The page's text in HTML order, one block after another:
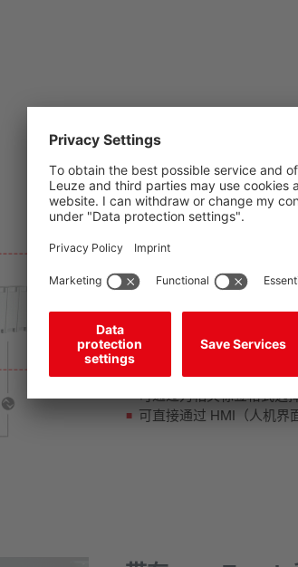
带有 IO-Link 的
通常贴标机上必须检测由
过 IO-Link 接口将标签的相
通过将包含示教值的相
换卷时无需设置时间，也
可直接通过 HMI（人机界